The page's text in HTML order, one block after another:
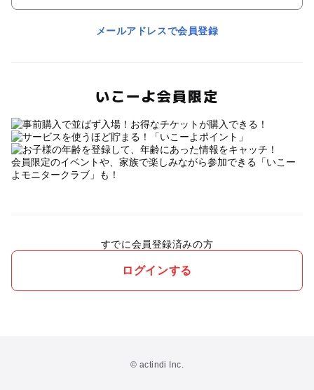
メールアドレスで会員登録
いこーよ会員限定
会員限定のイベントや、家族で楽しみながら参加できる「いこー
よモニタークラブ」も！
すでに会員登録済みの方
ログインする
© actindi Inc.